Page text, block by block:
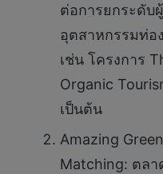
ต่อการยกระดับ
อุตสาหกรรมท่อ
เช่น โครงการ
Organic
เป็นต้น
Amazing
Matching: ตล